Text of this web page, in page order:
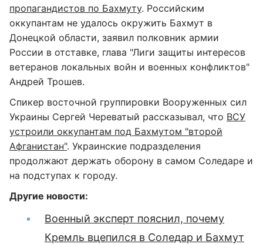
пропагандистов по Бахмуту. Российским
оккупантам не удалось окружить Бахмут в
Донецкой области, заявил полковник армии
России в отставке, глава "Лиги защиты интересов
ветеранов локальных войн и военных конфликтов"
Андрей Трошев.
Спикер восточной группировки Вооруженных сил
Украины Сергей Череватый рассказывал, что ВСУ
устроили оккупантам под Бахмутом "второй
Афганистан". Украинские подразделения
продолжают держать оборону в самом Соледаре и
на подступах к городу.
Другие новости:
Военный эксперт пояснил, почему
Кремль вцепился в Соледар и Бахмут